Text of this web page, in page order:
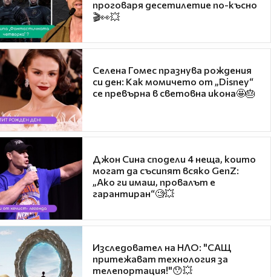
проговаря десетилетие по-късно
🎬👀💥
Селена Гомес празнува рождения
си ден: Как момичето от „Disney“
се превърна в световна икона🤩🎂
Джон Сина сподели 4 неща, които
могат да съсипят всяко GenZ:
„Ако ги имаш, провалът е
гарантиран“🧐💥
Изследовател на НЛО: "САЩ
притежават технология за
телепортация!"😯💥